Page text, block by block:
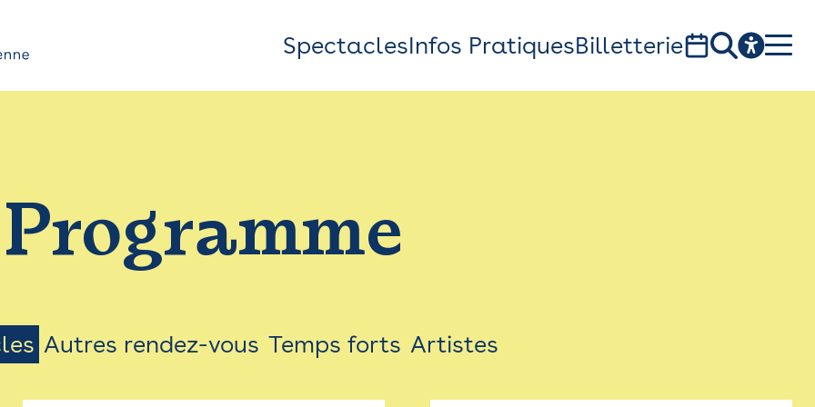
Top
Bar
Menu
SpectaclesInfos PratiquesBilletterie
1, av. du Chateau d'eau - 31300 Toulouse
Programme
Autres rendez-vous Temps forts Artistes